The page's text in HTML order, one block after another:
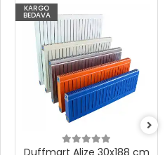
KARGO
BEDAVA
Duffmart Alize 30x188 cm